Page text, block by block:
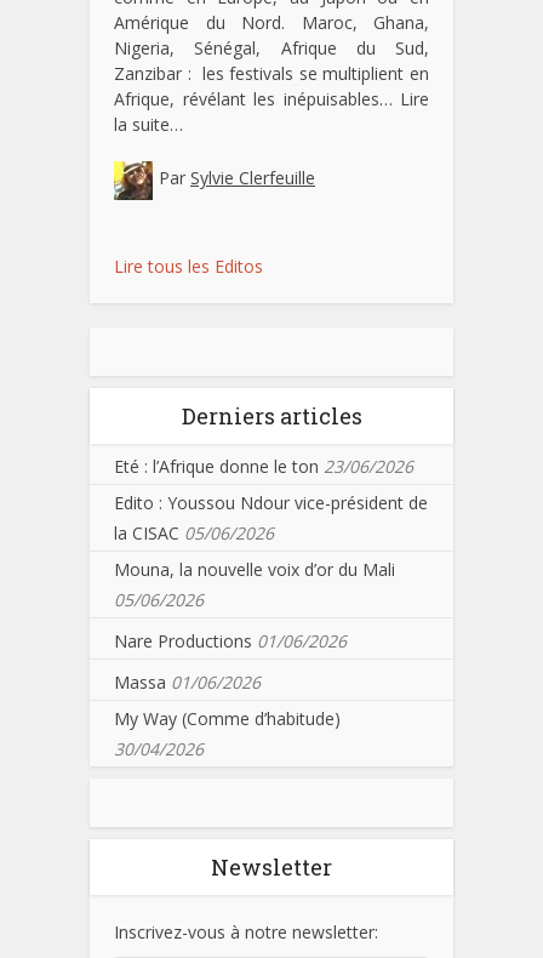
Amérique du Nord. Maroc, Ghana,
Nigeria, Sénégal, Afrique du Sud,
Zanzibar : les festivals se multiplient en
Afrique, révélant les inépuisables… Lire
la suite…
Par Sylvie Clerfeuille
Lire tous les Editos
Derniers articles
Eté : l’Afrique donne le ton 23/06/2026
Edito : Youssou Ndour vice-président de
la CISAC 05/06/2026
Mouna, la nouvelle voix d’or du Mali
05/06/2026
Nare Productions 01/06/2026
Massa 01/06/2026
My Way (Comme d’habitude)
30/04/2026
Newsletter
Inscrivez-vous à notre newsletter: